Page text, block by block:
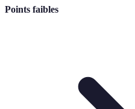
Points faibles